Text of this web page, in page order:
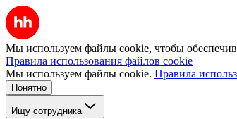
Мы используем файлы cookie, чтобы
Правила использования файлов cookie
Мы используем файлы cookie. Правила
Понятно
Ищу сотрудника